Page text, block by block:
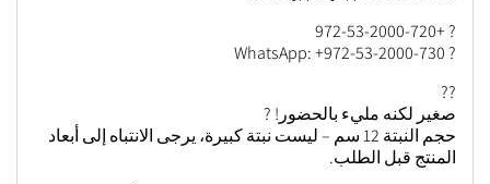
? +972-53-2000-720
? WhatsApp: +972-53-2000-730
??
صغير لكنه مليء بالحضور! ?
حجم النبتة 12 سم – ليست نبتة كبيرة، يرجى الانتباه إلى أبعاد
المنتج قبل الطلب.